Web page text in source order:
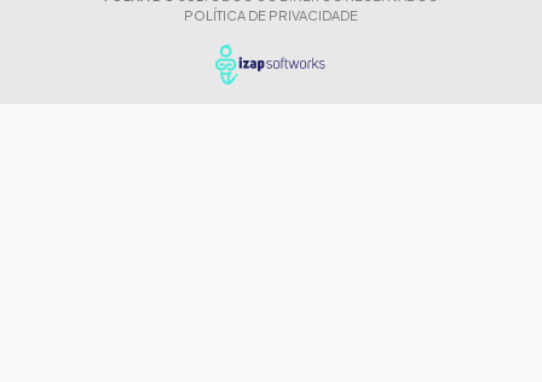
POLÍTICA DE PRIVACIDADE